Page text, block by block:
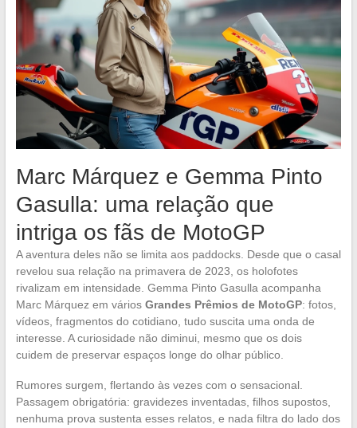
Marc Márquez e Gemma Pinto
Gasulla: uma relação que
intriga os fãs de MotoGP
A aventura deles não se limita aos paddocks. Desde que o casal
revelou sua relação na primavera de 2023, os holofotes
rivalizam em intensidade. Gemma Pinto Gasulla acompanha
Marc Márquez em vários Grandes Prêmios de MotoGP: fotos,
vídeos, fragmentos do cotidiano, tudo suscita uma onda de
interesse. A curiosidade não diminui, mesmo que os dois
cuidem de preservar espaços longe do olhar público.
Rumores surgem, flertando às vezes com o sensacional.
Passagem obrigatória: gravidezes inventadas, filhos supostos,
nenhuma prova sustenta esses relatos, e nada filtra do lado dos